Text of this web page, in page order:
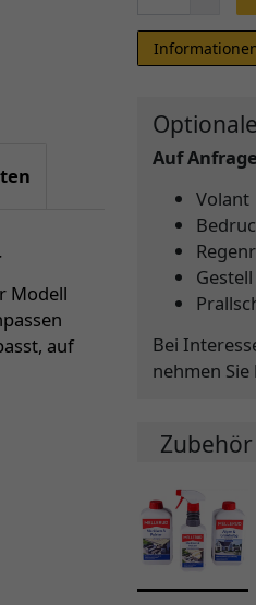
Modell
auf
Auf
Volant
Bei
nehmen
Zubehör